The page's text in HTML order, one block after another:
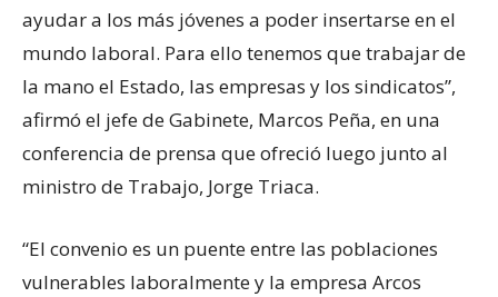
ayudar a los más jóvenes a poder insertarse en el
mundo laboral. Para ello tenemos que trabajar de
la mano el Estado, las empresas y los sindicatos”,
afirmó el jefe de Gabinete, Marcos Peña, en una
conferencia de prensa que ofreció luego junto al
ministro de Trabajo, Jorge Triaca.
“El convenio es un puente entre las poblaciones
vulnerables laboralmente y la empresa Arcos